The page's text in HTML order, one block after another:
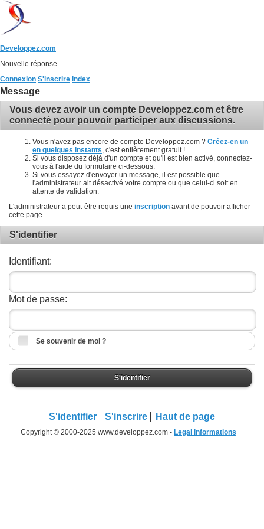
Developpez.com
Nouvelle réponse
Connexion S'inscrire Index
Message
Vous devez avoir un compte Developpez.com et être
connecté pour pouvoir participer aux discussions.
Vous n'avez pas encore de compte Developpez.com ? Créez-en un
en quelques instants , c'est entièrement gratuit !
Si vous disposez déjà d'un compte et qu'il est bien activé, connectez-
vous à l'aide du formulaire ci-dessous.
Si vous essayez d'envoyer un message, il est possible que
l'administrateur ait désactivé votre compte ou que celui-ci soit en
attente de validation.
L'administrateur a peut-être requis une inscription avant de pouvoir afficher
cette page.
S'identifier
Identifiant:
Mot de passe:
Se souvenir de moi ?
S'identifier
S'identifier S'inscrire Haut de page
Copyright © 2000-2025 www.developpez.com - Legal informations